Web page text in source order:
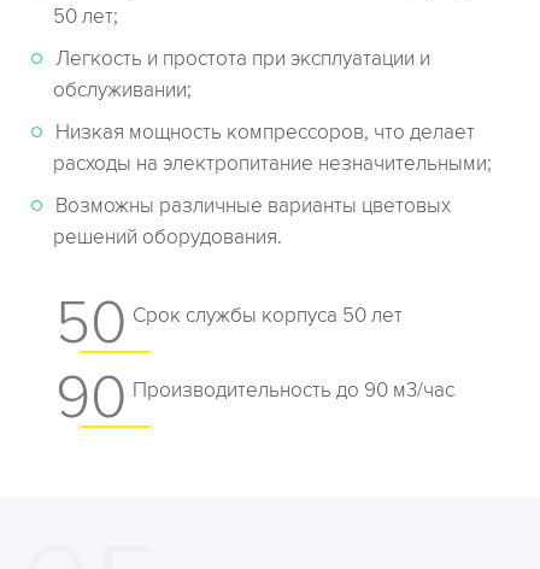
50 лет;
Легкость и простота при эксплуатации и
обслуживании;
Низкая мощность компрессоров, что делает
расходы на электропитание незначительными;
Возможны различные варианты цветовых
решений оборудования.
50 Cрок службы корпуса 50 лет
90 Производительность до 90 м3/час